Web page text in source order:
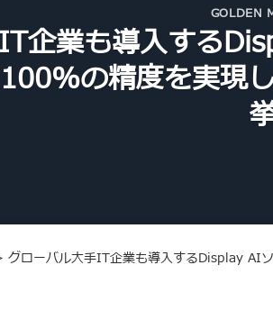
GOLDEN
企業も導入する
の精度を実現
グローバル大手IT企業も導入するDisplay AI